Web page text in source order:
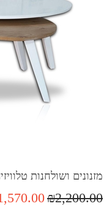
מזנונים ושולחנות
₪2,200.00